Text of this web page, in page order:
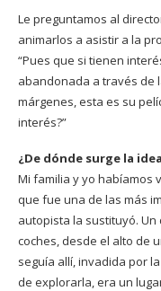
Le preguntamos al
animarlos a asistir a la
“Pues que si tienen
abandonada a través de
márgenes, esta es su
interés?”
¿De dónde surge la
Mi familia y yo habíamos
que fue una de las más
autopista la sustituyó.
coches, desde el alto de
seguía allí, invadida por
de explorarla, era un